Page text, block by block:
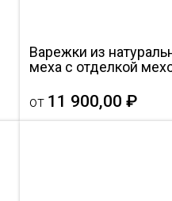
Варежки из
меха с отделкой
от 11 900,00 ₽